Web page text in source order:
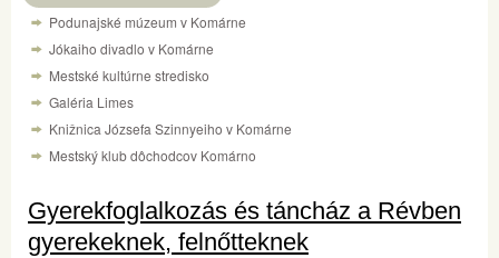
Podunajské múzeum v Komárne
Jókaiho divadlo v Komárne
Mestské kultúrne stredisko
Galéria Limes
Knižnica Józsefa Szinnyeiho v Komárne
Mestský klub dôchodcov Komárno
Gyerekfoglalkozás és táncház a Révben
gyerekeknek, felnőtteknek